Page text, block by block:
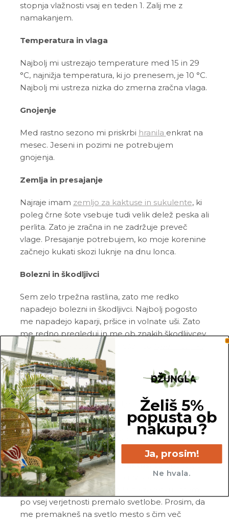
stopnja vlažnosti vsaj en teden 1. Zalij me z
namakanjem.
Temperatura in vlaga
Najbolj mi ustrezajo temperature med 15 in 29
°C, najnižja temperatura, ki jo prenesem, je 10 °C.
Najbolj mi ustreza nizka do zmerna zračna vlaga.
Gnojenje
Med rastno sezono mi priskrbi hranila enkrat na
mesec. Jeseni in pozimi ne potrebujem
gnojenja.
Zemlja in presajanje
Najraje imam zemljo za kaktuse in sukulente, ki
poleg črne šote vsebuje tudi velik delež peska ali
perlita. Zato je zračna in ne zadržuje preveč
vlage. Presajanje potrebujem, ko moje korenine
začnejo kukati skozi luknje na dnu lonca.
Bolezni in škodljivci
Sem zelo trpežna rastlina, zato me redko
napadejo bolezni in škodljivci. Najbolj pogosto
me napadejo kaparji, pršice in volnate uši. Zato
me redno pregleduj in me ob znakih škodljivcev
tretiraj z insekticidom ali mešanico
in vode.
Pogoste težave
Gnitje:če si opazil_a gnitje mojega stebla in/ali
korenin, si me po vsej verjetnosti prekomerno
zalil_a. Prosim, da odstraniš vso gnilobo in me po
potrebi še enkrat ukoreniniš v popolnoma svežo
in zračno zemljo.
Visok in razpotegnjen kaktus:če opažaš, da
sem se v tvoji negi nekoliko razpotegnila in
nisem več taka, kot sem bila na začetku, imam
po vsej verjetnosti premalo svetlobe. Prosim, da
me premakneš na svetlo mesto s čim več
Želiš 5%
popusta ob
nakupu?
Ja, prosim!
Ne hvala.